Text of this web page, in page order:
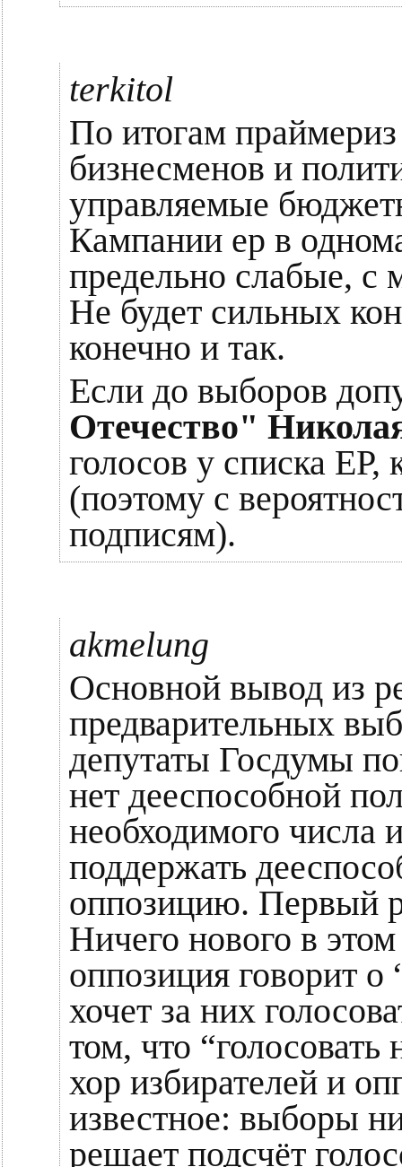
terkitol
По итогам
бизнесменов и
управляемые
Кампании ер в
предельно слабые,
Не будет сильных
конечно и так.
Если до выборов
Отечество"
голосов у списка ЕР,
(поэтому с
подписям).
akmelung
Основной вывод из
предварительных
депутаты Госдумы
нет дееспособной
необходимого числа
поддержать
оппозицию. Первый
Ничего нового в
оппозиция говорит о
хочет за них
том, что
хор избирателей и
известное: выборы
решает подсчёт